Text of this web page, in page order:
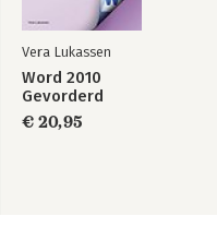
Vera Lukassen
Word 2010
Gevorderd
€ 20,95